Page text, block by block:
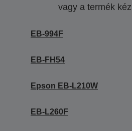
vagy a termék
EB-994F
EB-FH54
Epson EB-L210W
EB-L260F